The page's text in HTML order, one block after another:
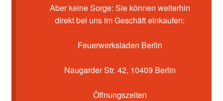
Aber keine Sorge: Sie können weiterhin
direkt bei uns im Geschäft einkaufen:
Feuerwerksladen Berlin
Naugarder Str. 42, 10409 Berlin
Öffnungszeiten